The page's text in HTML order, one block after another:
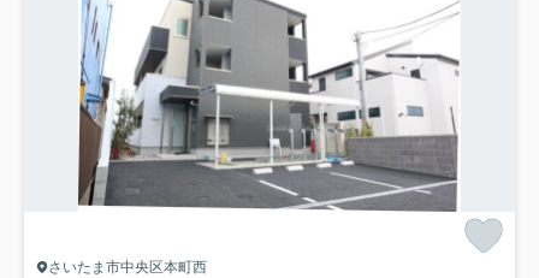
さいたま市中央区本町西